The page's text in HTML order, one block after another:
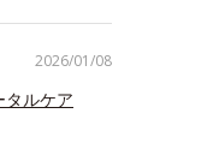
2026/01/08
ルケア